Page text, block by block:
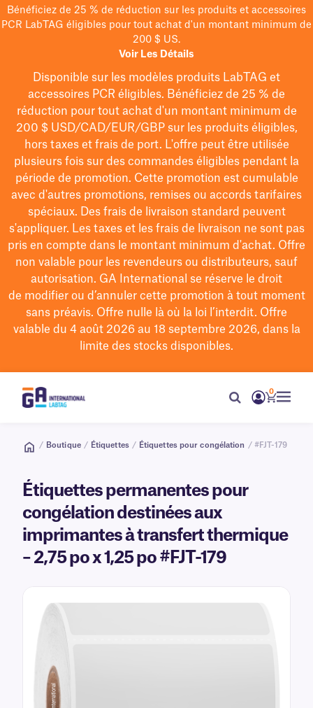
Bénéficiez de 25 % de réduction sur les produits et accessoires
PCR LabTAG éligibles pour tout achat d'un montant minimum de
200 $ US.
Voir Les Détails
Disponible sur les modèles produits LabTAG et
accessoires PCR éligibles. Bénéficiez de 25 % de
réduction pour tout achat d'un montant minimum de
200 $USD/CAD/EUR/GBPsur les produits éligibles,
hors taxes et frais de port. L'offre peut être utilisée
plusieurs fois sur des commandes éligibles pendant la
période de promotion. Cette promotion est cumulable
avec d'autres promotions, remises ou accords tarifaires
spéciaux. Des frais de livraison standard peuvent
s'appliquer. Les taxes et les frais de livraison ne sont pas
pris en compte dans le montant minimum d'achat. Offre
non valable pour les revendeurs ou distributeurs, sauf
autorisation. GA International se réserve le droit
de modifierou d’annuler cette promotion à tout moment
sans préavis. Offre nulle là où la loi l’interdit. Offre
valable du 4 août 2026 au 18 septembre 2026, dans la
limite des stocks disponibles.
0
/ Boutique / Étiquettes / Étiquettes pour congélation / #FJT-179
Étiquettes permanentes pour
congélation destinées aux
imprimantes à transfert thermique
– 2,75 po x 1,25 po #FJT-179